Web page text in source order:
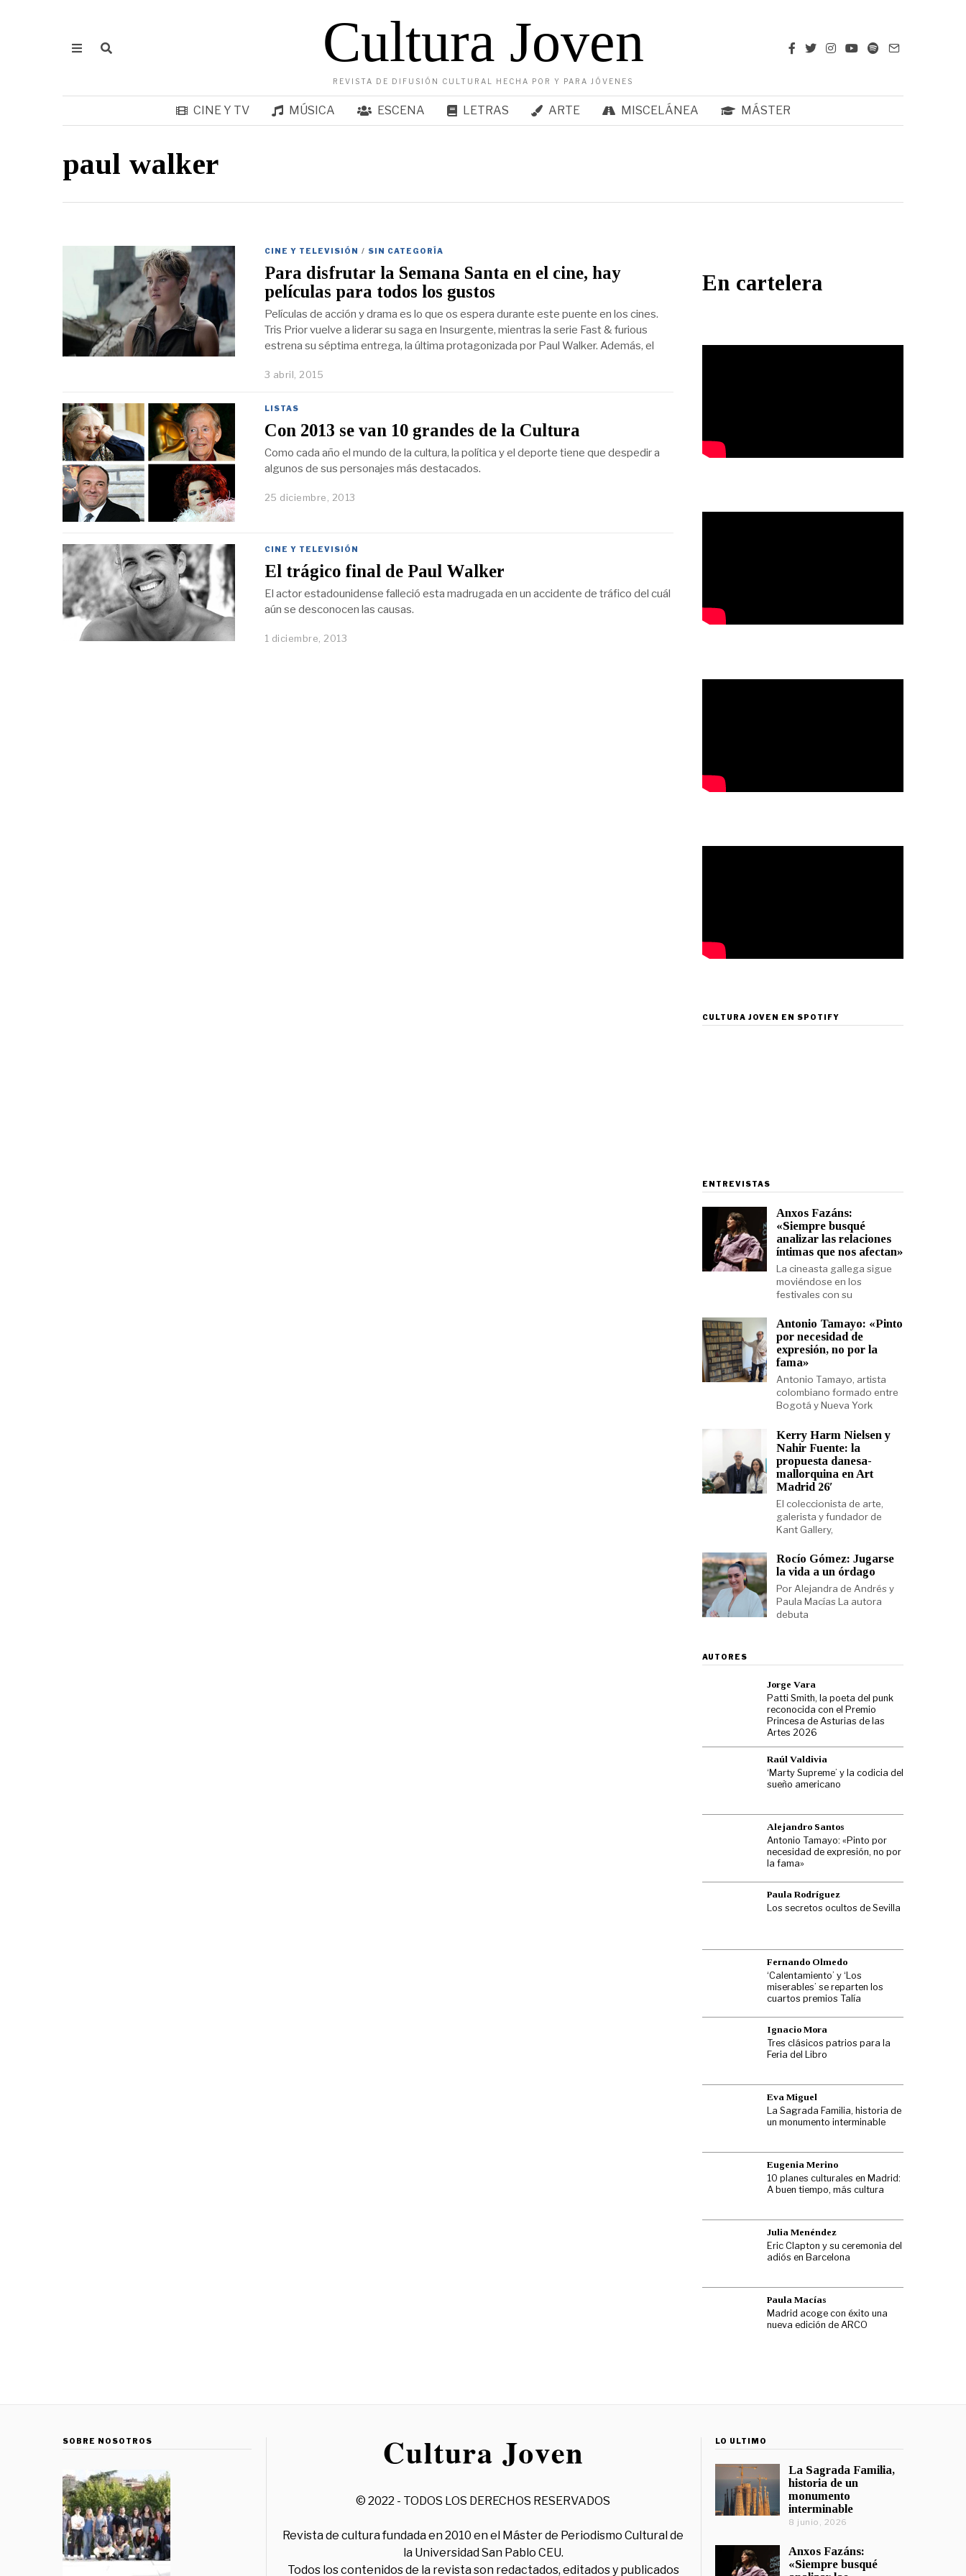
Cultura Joven
REVISTA DE DIFUSIÓN CULTURAL HECHA POR Y PARA JÓVENES
CINE Y TV MÚSICA ESCENA LETRAS ARTE MISCELÁNEA MÁSTER
paul walker
CINE Y TELEVISIÓN / SIN CATEGORÍA
Para disfrutar la Semana Santa en el cine, hay
películas para todos los gustos
Películas de acción y drama es lo que os espera durante este puente en los cines.
Tris Prior vuelve a liderar su saga en Insurgente, mientras la serie Fast & furious
estrena su séptima entrega, la última protagonizada por Paul Walker. Además, el
3 abril, 2015
LISTAS
Con 2013 se van 10 grandes de la Cultura
Como cada año el mundo de la cultura, la política y el deporte tiene que despedir a
algunos de sus personajes más destacados.
25 diciembre, 2013
CINE Y TELEVISIÓN
El trágico final de Paul Walker
El actor estadounidense falleció esta madrugada en un accidente de tráfico del cuál
aún se desconocen las causas.
1 diciembre, 2013
En cartelera
CULTURA JOVEN EN SPOTIFY
ENTREVISTAS
Anxos Fazáns:
«Siempre busqué
analizar las relaciones
íntimas que nos afectan»
La cineasta gallega sigue
moviéndose en los
festivales con su
Antonio Tamayo: «Pinto
por necesidad de
expresión, no por la
fama»
Antonio Tamayo, artista
colombiano formado entre
Bogotá y Nueva York
Kerry Harm Nielsen y
Nahir Fuente: la
propuesta danesa-
mallorquina en Art
Madrid 26′
El coleccionista de arte,
galerista y fundador de
Kant Gallery,
Rocío Gómez: Jugarse
la vida a un órdago
Por Alejandra de Andrés y
Paula Macías La autora
debuta
AUTORES
Jorge Vara
Patti Smith, la poeta del punk
reconocida con el Premio
Princesa de Asturias de las
Artes 2026
Raúl Valdivia
‘Marty Supreme’ y la codicia del
sueño americano
Alejandro Santos
Antonio Tamayo: «Pinto por
necesidad de expresión, no por
la fama»
Paula Rodríguez
Los secretos ocultos de Sevilla
Fernando Olmedo
‘Calentamiento’ y ‘Los
miserables’ se reparten los
cuartos premios Talía
Ignacio Mora
Tres clásicos patrios para la
Feria del Libro
Eva Miguel
La Sagrada Familia, historia de
un monumento interminable
Eugenia Merino
10 planes culturales en Madrid:
A buen tiempo, más cultura
Julia Menéndez
Eric Clapton y su ceremonia del
adiós en Barcelona
Paula Macías
Madrid acoge con éxito una
nueva edición de ARCO
SOBRE NOSOTROS
© 2022 - TODOS LOS DERECHOS RESERVADOS
Revista de cultura fundada en 2010 en el Máster de Periodismo Cultural de
la Universidad San Pablo CEU.
Todos los contenidos de la revista son redactados, editados y publicados
LO ÚLTIMO
La Sagrada Familia,
historia de un
monumento
interminable
8 junio, 2026
Anxos Fazáns:
«Siempre busqué